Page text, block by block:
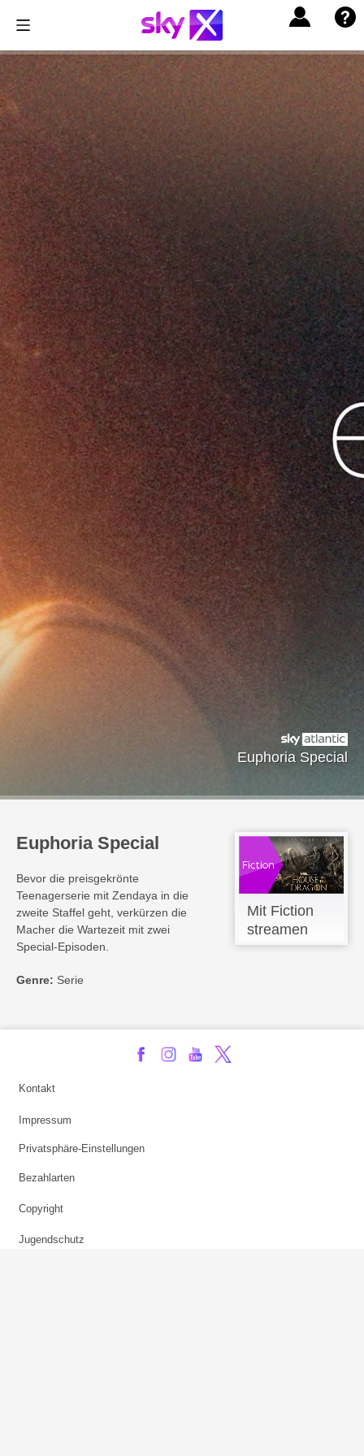
Euphoria Special
Euphoria Special
Bevor die preisgekrönte
Teenagerserie mit Zendaya in die
zweite Staffel geht, verkürzen die
Macher die Wartezeit mit zwei
Special-Episoden.
Genre: Serie
Mit Fiction
streamen
Kontakt
Impressum
Privatsphäre-Einstellungen
Bezahlarten
Copyright
Jugendschutz